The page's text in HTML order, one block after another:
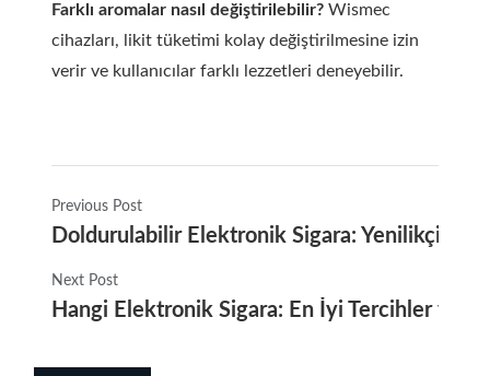
Farklı aromalar nasıl değiştirilebilir? Wismec
cihazları, likit tüketimi kolay değiştirilmesine izin
verir ve kullanıcılar farklı lezzetleri deneyebilir.
Previous Post
Doldurulabilir Elektronik Sigara: Yenilikçi
Next Post
Hangi Elektronik Sigara: En İyi Tercihler ve